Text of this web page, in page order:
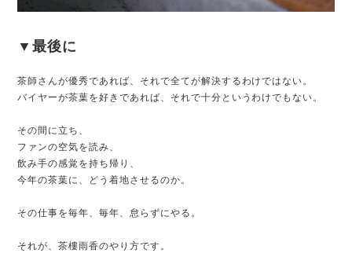
▼最後に
茶師さんが優秀であれば、それで全てが解決するわけではない。
バイヤーが茶葉を好きであれば、それで十分というわけでもない。
その間に立ち、
ファンの空気を読み、
飲み手の感覚を持ち帰り、
今年の茶葉に、どう着地させるのか。
その仕事を毎年、毎年、怠らずにやる。
それが、茶樓雨香のやり方です。